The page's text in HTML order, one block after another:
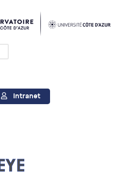
Intranet